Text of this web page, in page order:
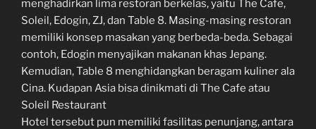
menghadirkan lima restoran berkelas, yaitu The Cafe,
Soleil, Edogin, ZJ, dan Table 8. Masing-masing restoran
memiliki konsep masakan yang berbeda-beda. Sebagai
contoh, Edogin menyajikan makanan khas Jepang.
Kemudian, Table 8 menghidangkan beragam kuliner ala
Cina. Kudapan Asia bisa dinikmati di The Cafe atau
Soleil Restaurant
Hotel tersebut pun memiliki fasilitas penunjang, antara